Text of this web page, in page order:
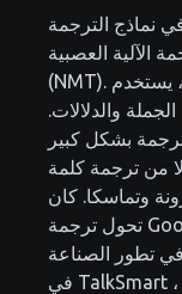
نماذج الترجمة
الآلية العصبية
(NMT). على عكس النماذج السابقة ، يستخدم NMT
والدلالات.
بشكل كبير
من ترجمة كلمة
وتماسكا. كان
تحول ترجمة Google إلى NMT في عام 2016 بمثابة
في TalkSmart ، نسخر قوة NMT لتقديم ترجمات سلسة